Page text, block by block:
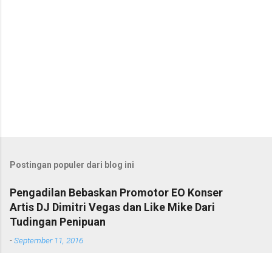
Postingan populer dari blog ini
Pengadilan Bebaskan Promotor EO Konser
Artis DJ Dimitri Vegas dan Like Mike Dari
Tudingan Penipuan
-September 11, 2016